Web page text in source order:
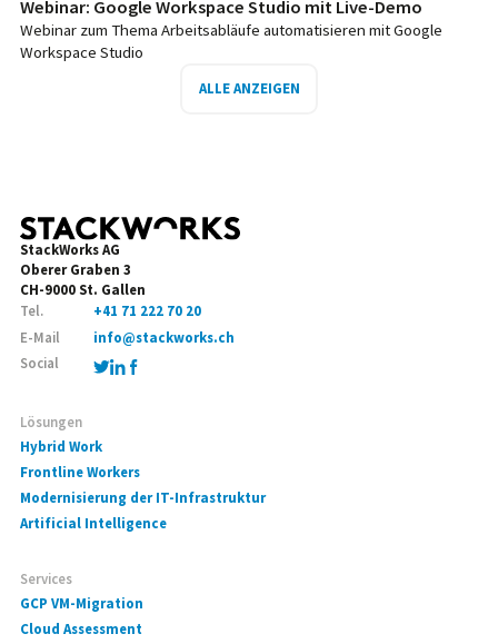
Webinar: Google Workspace Studio mit Live-Demo
Webinar zum Thema Arbeitsabläufe automatisieren mit Google
Workspace Studio
ALLE ANZEIGEN
StackWorks AG
Oberer Graben 3
CH-9000 St. Gallen
Tel.
+41 71 222 70 20
E-Mail
info@stackworks.ch
Social
Lösungen
Hybrid Work
Frontline Workers
Modernisierung der IT-Infrastruktur
Artificial Intelligence
Services
GCP VM-Migration
Cloud Assessment